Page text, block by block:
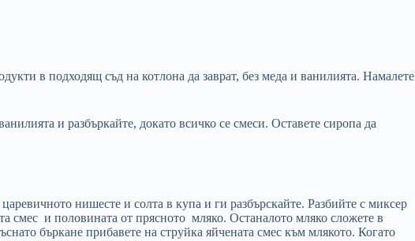
в подходящ съд на котлона да заврат, без меда и ванилията. Намалете
и разбъркайте, докато всичко се смеси. Оставете сиропа да
нишесте и солта в купа и ги разбърскайте. Разбийте с миксер
смес и половината от прясното мляко. Останалото мляко сложете в
бъркане прибавете на струйка яйчената смес към млякото. Когато